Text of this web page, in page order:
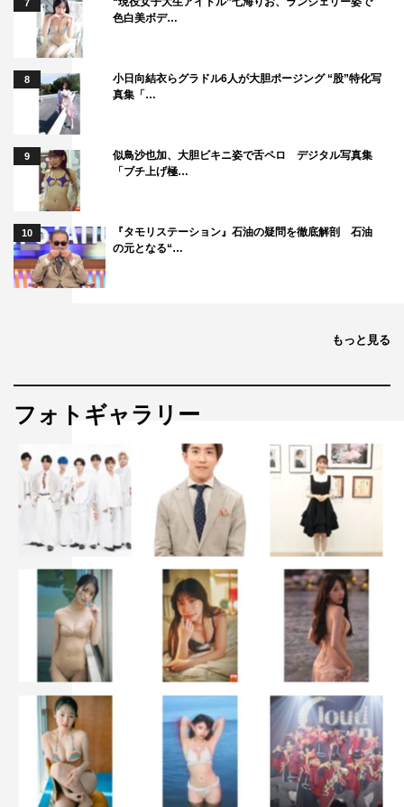
7
色白美ボデ…
8
小日向結衣らグラドル6人が大胆ポージング “股”特化写
真集「…
9
似鳥沙也加、大胆ビキニ姿で舌ペロ デジタル写真集
「ブチ上げ極…
10
『タモリステーション』石油の疑問を徹底解剖 石油
の元となる“…
もっと見る
フォトギャラリー